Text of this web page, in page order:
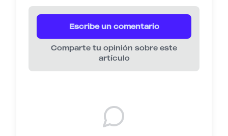
Escribe un comentario
Comparte tu opinión sobre este
artículo